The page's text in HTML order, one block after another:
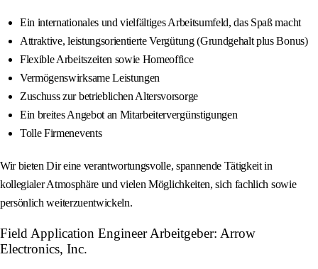
Ein internationales und vielfältiges Arbeitsumfeld, das Spaß macht
Attraktive, leistungsorientierte Vergütung (Grundgehalt plus Bonus)
Flexible Arbeitszeiten sowie Homeoffice
Vermögenswirksame Leistungen
Zuschuss zur betrieblichen Altersvorsorge
Ein breites Angebot an Mitarbeitervergünstigungen
Tolle Firmenevents
Wir bieten Dir eine verantwortungsvolle, spannende Tätigkeit in
kollegialer Atmosphäre und vielen Möglichkeiten, sich fachlich sowie
persönlich weiterzuentwickeln.
Field Application Engineer Arbeitgeber: Arrow
Electronics, Inc.